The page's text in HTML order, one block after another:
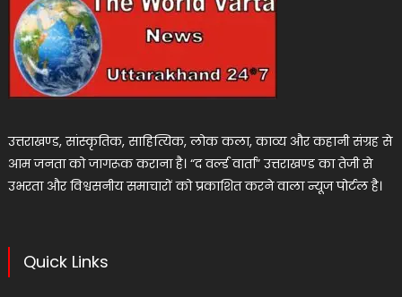
उत्तराखण्ड, सांस्कृतिक, साहित्यिक, लोक कला, काव्य और कहानी संग्रह से
आम जनता को जागरूक कराना है। “द वर्ल्ड वार्ता” उत्तराखण्ड का तेजी से
उभरता और विश्वसनीय समाचारों को प्रकाशित करने वाला न्यूज पोर्टल है।
Quick Links